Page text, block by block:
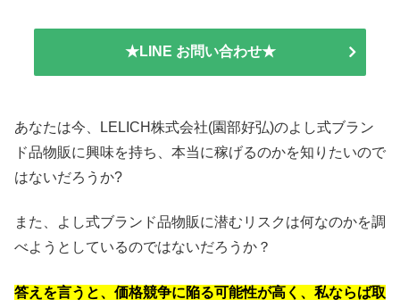
★LINE お問い合わせ★
あなたは今、LELICH株式会社(園部好弘)のよし式ブラン
ド品物販に興味を持ち、本当に稼げるのかを知りたいので
はないだろうか?
また、よし式ブランド品物販に潜むリスクは何なのかを調
べようとしているのではないだろうか？
答えを言うと、価格競争に陥る可能性が高く、私ならば取